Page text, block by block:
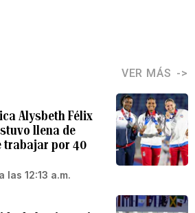
VER MÁS
Alysbeth Félix
llena de
trabajar por 40
las 12:13 a.m.